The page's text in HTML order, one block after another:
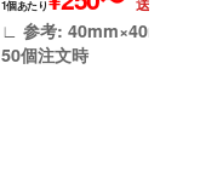
1個あたり
∟ 参考: 40mm×40mm /
50個注文時